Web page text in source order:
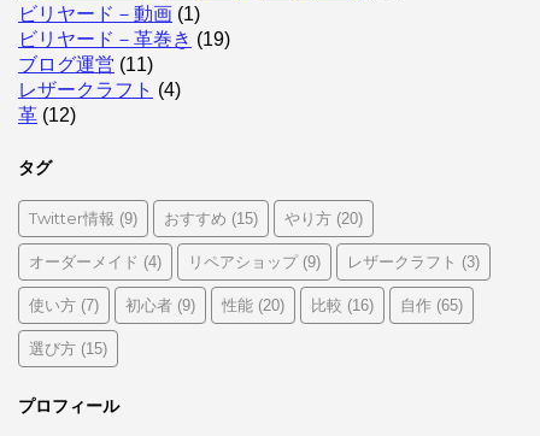
ビリヤード－動画 (1)
ビリヤード－革巻き (19)
ブログ運営 (11)
レザークラフト (4)
革 (12)
タグ
Twitter情報 (9) おすすめ (15) やり方 (20)
オーダーメイド (4) リペアショップ(9) レザークラフト (3)
使い方 (7) 初心者 (9) 性能 (20) 比較 (16) 自作 (65)
選び方 (15)
プロフィール